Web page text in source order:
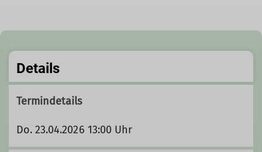
Details
Termindetails
Do. 23.04.2026 13:00 Uhr